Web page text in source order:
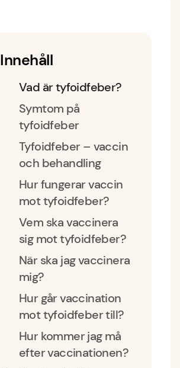
Innehåll
Vad är tyfoidfeber?
Symtom på
tyfoidfeber
Tyfoidfeber – vaccin
och behandling
Hur fungerar vaccin
mot tyfoidfeber?
Vem ska vaccinera
sig mot tyfoidfeber?
När ska jag vaccinera
mig?
Hur går vaccination
mot tyfoidfeber till?
Hur kommer jag må
efter vaccinationen?